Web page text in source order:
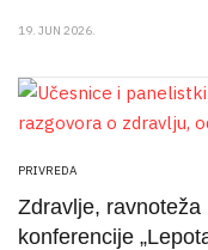
19. JUN 2026.
PRIVREDA
Zdravlje,
konferencije